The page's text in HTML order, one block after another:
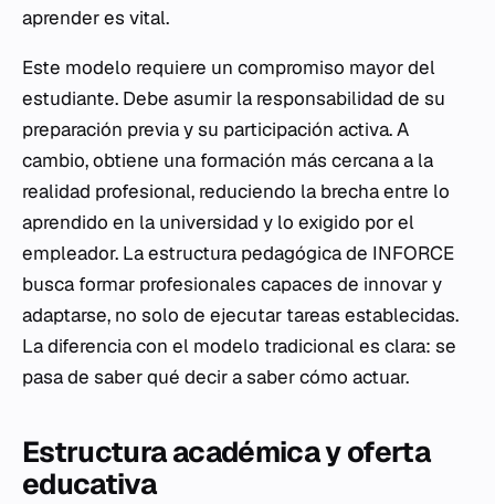
aprender es vital.
Este modelo requiere un compromiso mayor del
estudiante. Debe asumir la responsabilidad de su
preparación previa y su participación activa. A
cambio, obtiene una formación más cercana a la
realidad profesional, reduciendo la brecha entre lo
aprendido en la universidad y lo exigido por el
empleador. La estructura pedagógica de INFORCE
busca formar profesionales capaces de innovar y
adaptarse, no solo de ejecutar tareas establecidas.
La diferencia con el modelo tradicional es clara: se
pasa de saber qué decir a saber cómo actuar.
Estructura académica y oferta
educativa